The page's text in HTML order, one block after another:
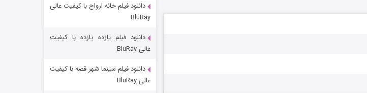
خاندان اژدها فصل ۳
دانلود فیلم خانه ارواح با کیفیت عالی
BluRay
دانلود فیلم یازده یازده با کیفیت
عالی BluRay
دانلود فیلم سینما شهر قصه با کیفیت
عالی BluRay